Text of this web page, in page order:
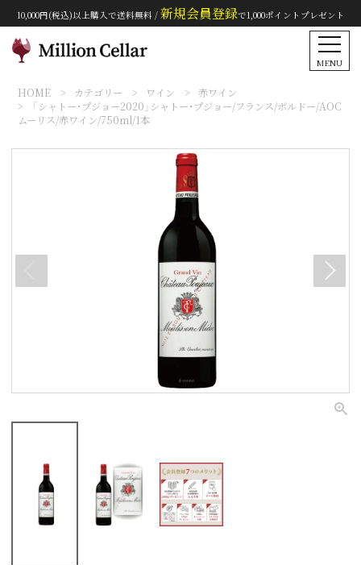
10,000円(税込)以上購入で送料無料 / 新規会員登録で1,000ポイントプレゼント
MENU
HOME カテゴリー ワイン
赤ワイン
「シャトー･プジョー2020」シャトー・プジョー/フランス/ボルドー/AOC
ムーリス/赤ワイン/750ml/1本